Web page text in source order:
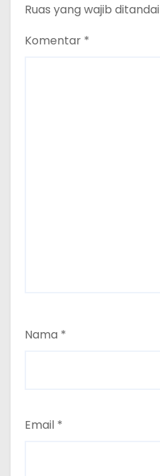
Ruas yang wajib ditandai
Komentar *
Nama *
Email *